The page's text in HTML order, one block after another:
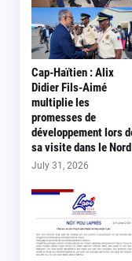
Cap-Haïtien : Alix
Didier Fils-Aimé
multiplie les
promesses de
développement lors
sa visite dans le Nord
July 31, 2026